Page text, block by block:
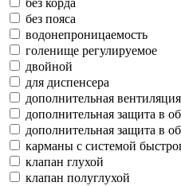
без корда
без пояса
водонепроницаемость
голенище регулируемое
двойной
для диспенсера
дополнительная вентиляция
дополнительная защита в
дополнительная защита в
карманы с системой
клапан глухой
клапан полуглухой